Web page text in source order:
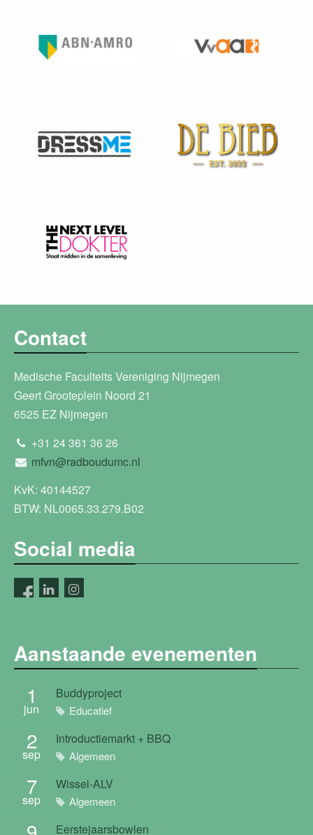
Contact
Medische Faculteits Vereniging Nijmegen
Geert Grooteplein Noord 21
6525 EZ Nijmegen
+31 24 361 36 26
mfvn@radboudumc.nl
KvK: 40144527
BTW: NL0065.33.279.B02
Social media
Aanstaande evenementen
1
jun
Buddyproject
Educatief
2
sep
Introductiemarkt + BBQ
Algemeen
7
sep
Wissel-ALV
Algemeen
Eerstejaarsbowlen